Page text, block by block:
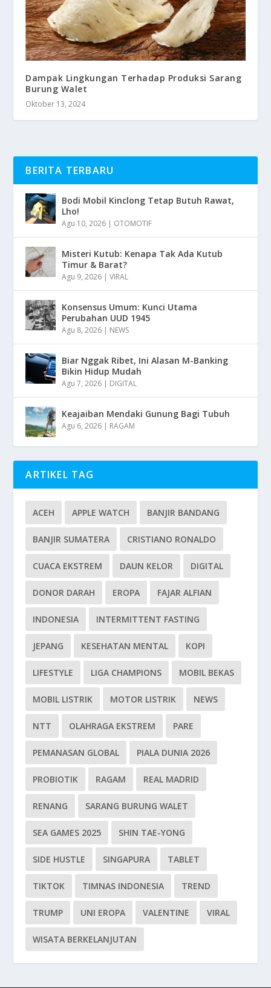
Dampak Lingkungan Terhadap Produksi Sarang
Burung Walet
Oktober 13, 2024
BERITA TERBARU
Bodi Mobil Kinclong Tetap Butuh Rawat,
Lho!
Agu 10, 2026 | OTOMOTIF
Misteri Kutub: Kenapa Tak Ada Kutub
Timur & Barat?
Agu 9, 2026 |VIRAL
Konsensus Umum: Kunci Utama
Perubahan UUD 1945
Agu 8, 2026 | NEWS
Biar Nggak Ribet, Ini Alasan M-Banking
Bikin Hidup Mudah
Agu 7, 2026 | DIGITAL
Keajaiban Mendaki Gunung Bagi Tubuh
Agu 6, 2026 | RAGAM
ARTIKEL TAG
ACEH APPLE WATCH BANJIR BANDANG
BANJIR SUMATERA CRISTIANO RONALDO
CUACA EKSTREM DAUN KELOR DIGITAL
DONOR DARAH EROPA FAJAR ALFIAN
INDONESIA INTERMITTENT FASTING
JEPANG KESEHATAN MENTAL KOPI
LIFESTYLE LIGA CHAMPIONS MOBIL BEKAS
MOBIL LISTRIK MOTOR LISTRIK NEWS
NTT OLAHRAGA EKSTREM PARE
PEMANASAN GLOBAL PIALA DUNIA 2026
PROBIOTIK RAGAM REAL MADRID
RENANG SARANG BURUNG WALET
SEA GAMES 2025 SHIN TAE-YONG
SIDE HUSTLE SINGAPURA TABLET
TIKTOK TIMNAS INDONESIA TREND
TRUMP UNI EROPA VALENTINE VIRAL
WISATA BERKELANJUTAN